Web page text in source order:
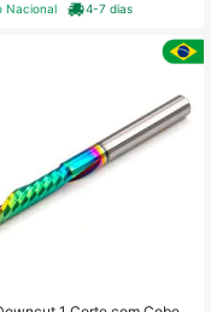
Nacional 4-7 dias